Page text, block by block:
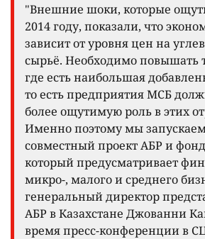
"Внешние шоки, которые
2014 году, показали, что
зависит от уровня цен на
сырьё. Необходимо повышать
где есть наибольшая
то есть предприятия МСБ
более ощутимую роль в этих
Именно поэтому мы
совместный проект АБР и
который предусматривает
микро-, малого и среднего
генеральный директор
АБР в Казахстане Джованни
время пресс-конференции в